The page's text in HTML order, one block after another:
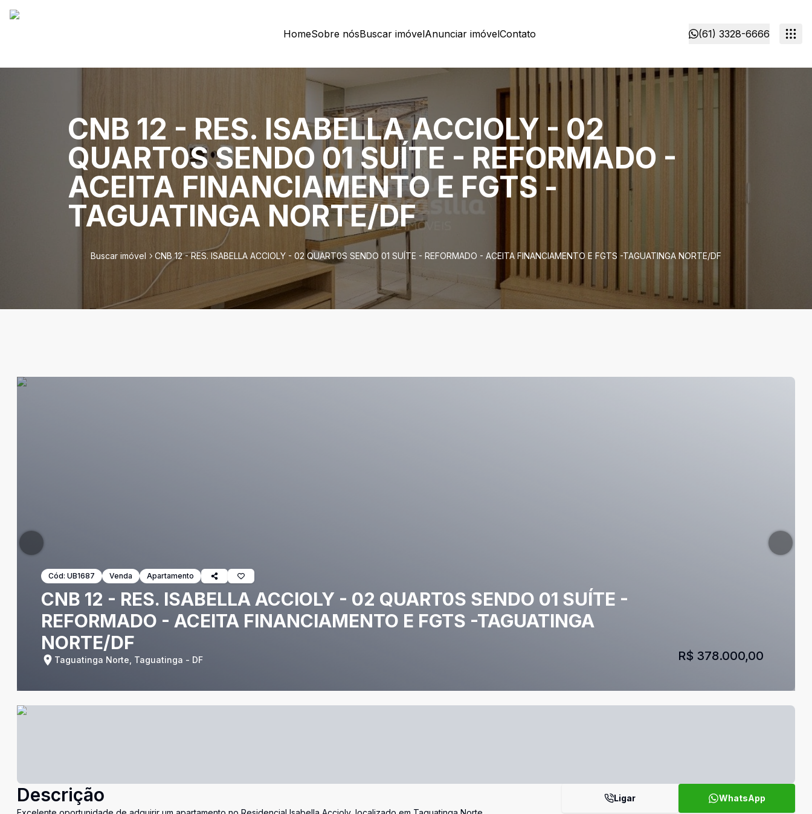
HomeSobre nósBuscar imóvelAnunciar imóvelContato (61) 3328-6666
CNB 12 - RES. ISABELLA ACCIOLY - 02
QUART0S SENDO 01 SUÍTE - REFORMADO -
ACEITA FINANCIAMENTO E FGTS -
TAGUATINGA NORTE/DF
Buscar imóvel CNB 12 - RES. ISABELLA ACCIOLY - 02 QUART0S SENDO 01 SUÍTE - REFORMADO - ACEITA FINANCIAMENTO E FGTS -TAGUATINGA NORTE/DF
Cód: UB1687 Venda Apartamento
CNB 12 - RES. ISABELLA ACCIOLY - 02 QUART0S SENDO 01 SUÍTE -
REFORMADO - ACEITA FINANCIAMENTO E FGTS -TAGUATINGA
NORTE/DF
Taguatinga Norte, Taguatinga - DF R$ 378.000,00
Descrição Ligar WhatsApp